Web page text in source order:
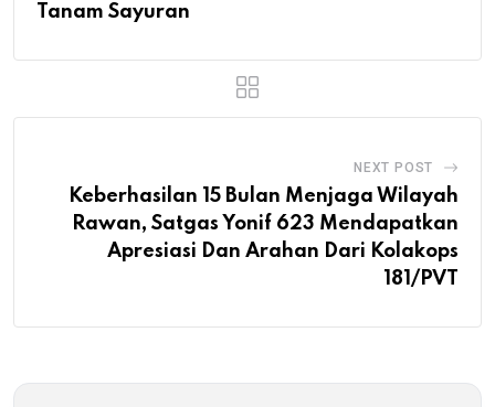
Tanam Sayuran
NEXT POST
Keberhasilan 15 Bulan Menjaga Wilayah
Rawan, Satgas Yonif 623 Mendapatkan
Apresiasi Dan Arahan Dari Kolakops
181/PVT